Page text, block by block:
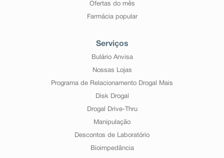
Ofertas do mês
Farmácia popular
Serviços
Bulário Anvisa
Nossas Lojas
Programa de Relacionamento Drogal Mais
Disk Drogal
Drogal Drive-Thru
Manipulação
Descontos de Laboratório
Bioimpedância